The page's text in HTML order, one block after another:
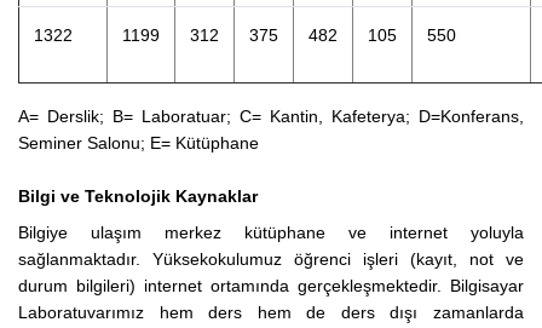
1322 1199 312 375 482 105 550
A= Derslik; B= Laboratuar; C= Kantin, Kafeterya; D=Konferans,
Seminer Salonu; E= Kütüphane
Bilgi ve Teknolojik Kaynaklar
Bilgiye ulaşım merkez kütüphane ve internet yoluyla
sağlanmaktadır. Yüksekokulumuz öğrenci işleri (kayıt, not ve
durum bilgileri) internet ortamında gerçekleşmektedir. Bilgisayar
Laboratuvarımız hem ders hem de ders dışı zamanlarda